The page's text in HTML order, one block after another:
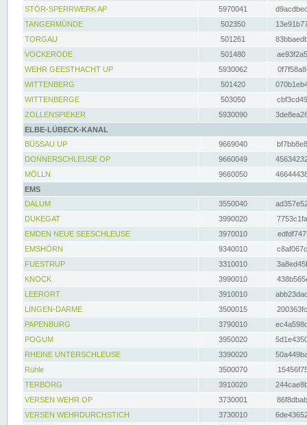
STÖR-SPERRWERK AP 5970041
TANGERMÜNDE
502350
TORGAU
501261
VOCKERODE
501480
WEHR GEESTHACHT UP
5930062
WITTENBERG
501420
WITTENBERGE
503050
ZOLLENSPIEKER
5930090
ELBE-LÜBECK-KANAL
BÜSSAU UP
9669040
DONNERSCHLEUSE OP
9660049
MÖLLN
9660050
EMS
DALUM
3550040
DUKEGAT
3990020
EMDEN NEUE SEESCHLEUSE
3970010
EMSHÖRN
9340010
FUESTRUP
3310010
KNOCK
3990010
LEERORT
3910010
LINGEN-DARME
3500015
PAPENBURG
3790010
POGUM
3950020
RHEINE UNTERSCHLEUSE
3390020
Rühle
3500070
TERBORG
3910020
VERSEN WEHR OP
3730001
VERSEN WEHRDURCHSTICH
3730010